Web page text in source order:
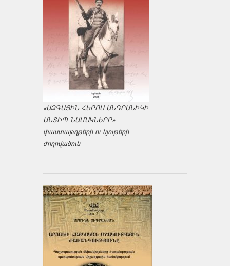
«ԱԶԳԱՅԻՆ ՀԵՐՈՍ ԱՆԴՐԱՆԻԿԻ
ԱՆՏԻՊ ՆԱՄԱԿՆԵՐԸ»
փաստաթղթերի ու նյութերի
ժողովածուն